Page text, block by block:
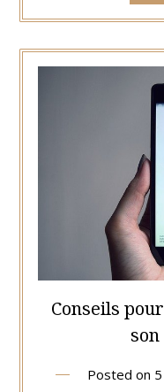
Conseils
Posted on